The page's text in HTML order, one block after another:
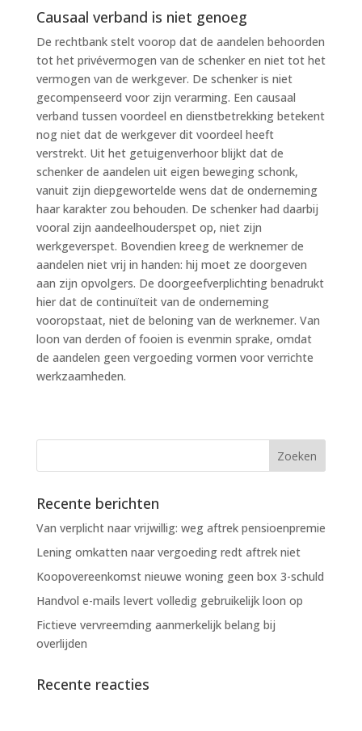
Causaal verband is niet genoeg
De rechtbank stelt voorop dat de aandelen behoorden
tot het privévermogen van de schenker en niet tot het
vermogen van de werkgever. De schenker is niet
gecompenseerd voor zijn verarming. Een causaal
verband tussen voordeel en dienstbetrekking betekent
nog niet dat de werkgever dit voordeel heeft
verstrekt. Uit het getuigenverhoor blijkt dat de
schenker de aandelen uit eigen beweging schonk,
vanuit zijn diepgewortelde wens dat de onderneming
haar karakter zou behouden. De schenker had daarbij
vooral zijn aandeelhouderspet op, niet zijn
werkgeverspet. Bovendien kreeg de werknemer de
aandelen niet vrij in handen: hij moet ze doorgeven
aan zijn opvolgers. De doorgeefverplichting benadrukt
hier dat de continuïteit van de onderneming
vooropstaat, niet de beloning van de werknemer. Van
loon van derden of fooien is evenmin sprake, omdat
de aandelen geen vergoeding vormen voor verrichte
werkzaamheden.
Recente berichten
Van verplicht naar vrijwillig: weg aftrek pensioenpremie
Lening omkatten naar vergoeding redt aftrek niet
Koopovereenkomst nieuwe woning geen box 3-schuld
Handvol e-mails levert volledig gebruikelijk loon op
Fictieve vervreemding aanmerkelijk belang bij
overlijden
Recente reacties